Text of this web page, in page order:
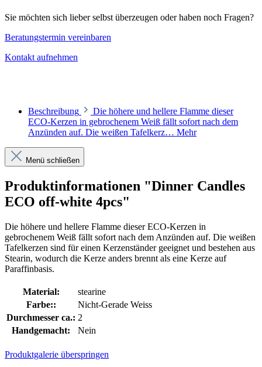
Sie möchten sich lieber selbst überzeugen oder haben noch Fragen?
Beratungstermin vereinbaren
Kontakt aufnehmen
Beschreibung
Die höhere und hellere Flamme dieser
ECO-Kerzen in gebrochenem Weiß fällt sofort nach dem
Anzünden auf. Die weißen Tafelkerz… Mehr
Menü schließen
Produktinformationen "Dinner Candles
ECO off-white 4pcs"
Die höhere und hellere Flamme dieser ECO-Kerzen in
gebrochenem Weiß fällt sofort nach dem Anzünden auf. Die weißen
Tafelkerzen sind für einen Kerzenständer geeignet und bestehen aus
Stearin, wodurch die Kerze anders brennt als eine Kerze auf
Paraffinbasis.
Material:
stearine
Farbe::
Nicht-Gerade Weiss
Durchmesser ca.: 2
Handgemacht:
Nein
Produktgalerie überspringen